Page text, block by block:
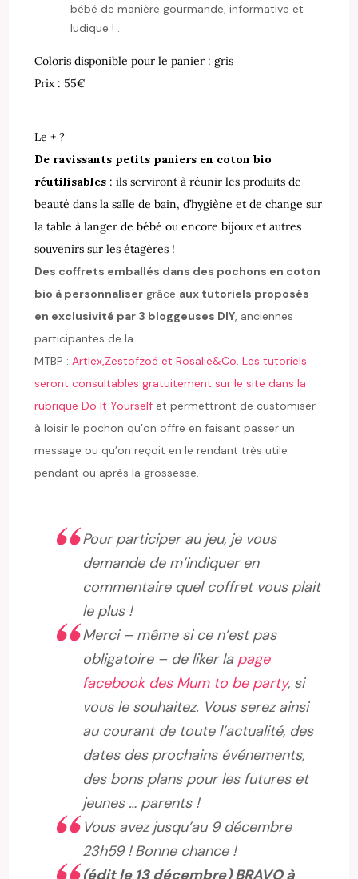
bébé de manière gourmande, informative et
ludique ! .
Coloris disponible pour le panier : gris
Prix : 55€
Le + ?
De ravissants petits paniers en coton bio
réutilisables : ils serviront à réunir les produits de
beauté dans la salle de bain, d’hygiène et de change sur
la table à langer de bébé ou encore bijoux et autres
souvenirs sur les étagères !
Des coffrets emballés dans des pochons en coton
bio à personnaliser grâce aux tutoriels proposés
en exclusivité par 3 bloggeuses DIY, anciennes
participantes de la
MTBP :Artlex,Zestofzoé etRosalie&Co. Les tutoriels
seront consultables gratuitement sur le site dans la
rubrique Do It Yourselfet permettront de customiser
à loisir le pochon qu’on offre en faisant passer un
message ou qu’on reçoit en le rendant très utile
pendant ou après la grossesse.
Pour participer au jeu, je vous
demande de m’indiquer en
commentaire quel coffret vous plait
le plus !
Merci – même si ce n’est pas
obligatoire – de liker la page
facebook des Mum to be party, si
vous le souhaitez. Vous serez ainsi
au courant de toute l’actualité, des
dates des prochains événements,
des bons plans pour les futures et
jeunes … parents !
Vous avez jusqu’au 9 décembre
23h59 ! Bonne chance !
(édit le 13 décembre) BRAVO à